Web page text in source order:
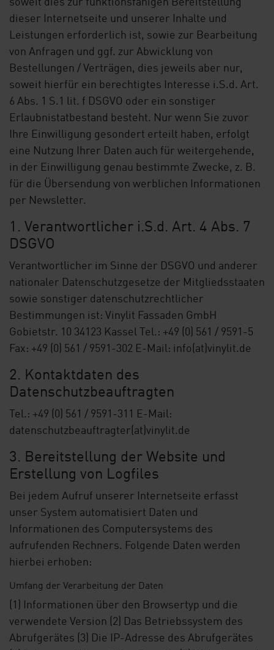
soweit dies zur funktionsfähigen Bereitstellung
dieser Internetseite und unserer Inhalte und
Leistungen erforderlich ist, sowie zur Bearbeitung
von Anfragen und ggf. zur Abwicklung von
Bestellungen / Verträgen, dies jeweils aber nur,
soweit hierfür ein berechtigtes Interesse i.S.d. Art.
6 Abs. 1 S.1 lit. f DSGVO oder ein sonstiger
Erlaubnistatbestand besteht. Nur wenn Sie zuvor
Ihre Einwilligung gesondert erteilt haben, erfolgt
eine Nutzung Ihrer Daten auch für weitergehende,
in der Einwilligung genau bestimmte Zwecke, z. B.
für die Übersendung von werblichen Informationen
per Newsletter.
1. Verantwortlicher i.S.d. Art. 4 Abs. 7
DSGVO
Verantwortlicher im Sinne der DSGVO und anderer
nationaler Datenschutzgesetze der Mitgliedsstaaten
sowie sonstiger datenschutzrechtlicher
Bestimmungen ist: Vinylit Fassaden GmbH
Gobietstr. 10 34123 Kassel Tel.: +49 (0) 561 / 9591-5
Fax: +49 (0) 561 / 9591-302 E-Mail: info(at)vinylit.de
2. Kontaktdaten des
Datenschutzbeauftragten
Tel.: +49 (0) 561 / 9591-311 E-Mail:
datenschutzbeauftragter(at)vinylit.de
3. Bereitstellung der Website und
Erstellung von Logfiles
Bei jedem Aufruf unserer Internetseite erfasst
unser System automatisiert Daten und
Informationen des Computersystems des
aufrufenden Rechners. Folgende Daten werden
hierbei erhoben:
Umfang der Verarbeitung der Daten
(1) Informationen über den Browsertyp und die
verwendete Version (2) Das Betriebssystem des
Abrufgerätes (3) Die IP-Adresse des Abrufgerätes